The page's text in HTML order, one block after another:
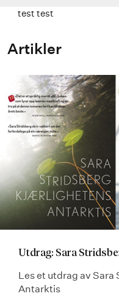
test test
Artikler
Utdrag: Sara
Les et utdrag av
Antarktis